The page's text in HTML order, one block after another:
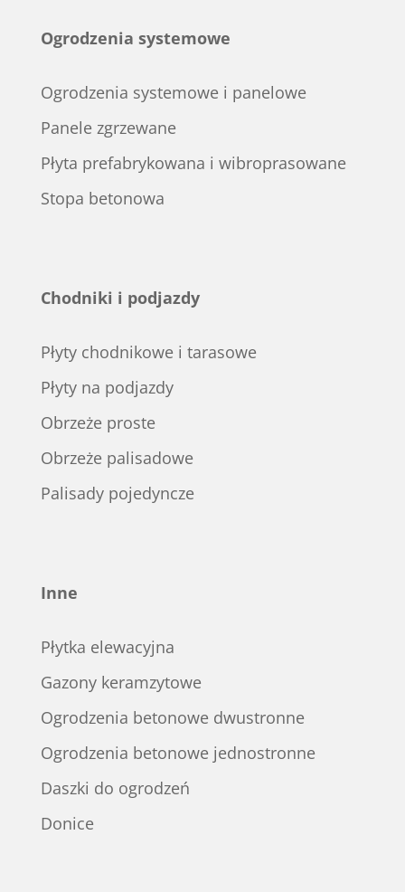
Ogrodzenia systemowe
Ogrodzenia systemowe i panelowe
Panele zgrzewane
Płyta prefabrykowana i wibroprasowane
Stopa betonowa
Chodniki i podjazdy
Płyty chodnikowe i tarasowe
Płyty na podjazdy
Obrzeże proste
Obrzeże palisadowe
Palisady pojedyncze
Inne
Płytka elewacyjna
Gazony keramzytowe
Ogrodzenia betonowe dwustronne
Ogrodzenia betonowe jednostronne
Daszki do ogrodzeń
Donice